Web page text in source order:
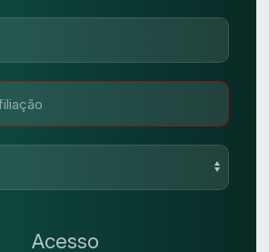
Acesso